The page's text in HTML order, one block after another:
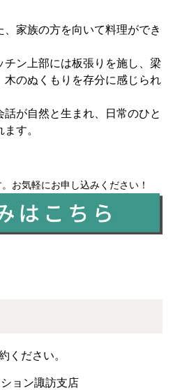
家族の方を向いて料理ができ
ン上部には板張りを施し、梁
木のぬくもりを存分に感じられ
が自然と生まれ、日常のひと
す。
お気軽にお申し込みください！
ください。
ョン諏訪支店